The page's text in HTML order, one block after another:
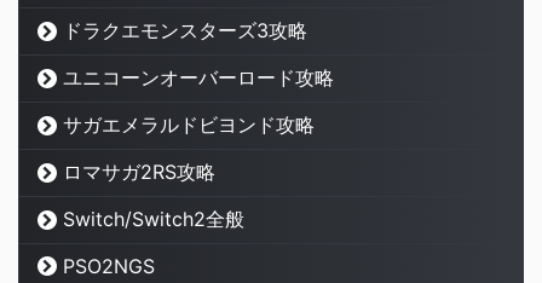
ドラクエモンスターズ3攻略
ユニコーンオーバーロード攻略
サガエメラルドビヨンド攻略
ロマサガ2RS攻略
Switch/Switch2全般
PSO2NGS